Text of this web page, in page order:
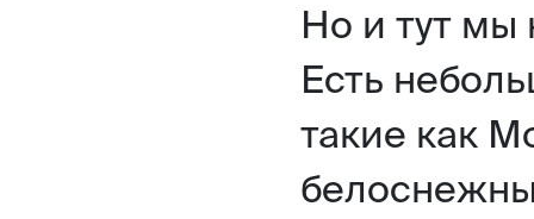
Но и тут мы
Есть
такие как